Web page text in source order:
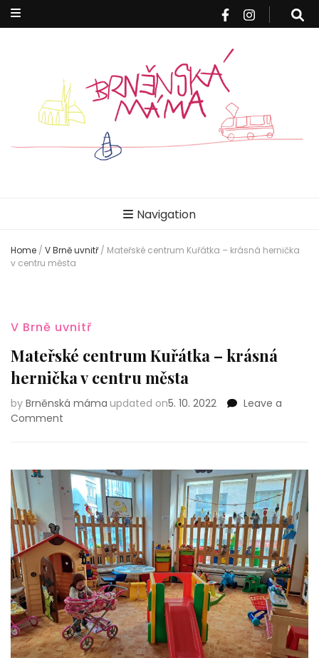
máma
Navigation
Home / V Brně uvnitř / Mateřské centrum Kuřátka – krásná hernička
v centru města
V Brně uvnitř
Mateřské centrum Kuřátka – krásná
hernička v centru města
by Brněnská máma updated on5. 10. 2022
Leave a
Comment
krásná
hernička
v centru
města